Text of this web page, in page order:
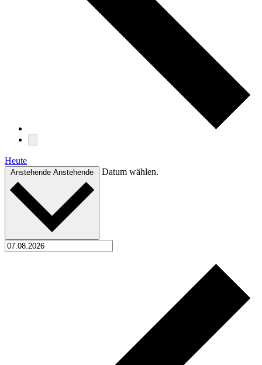
Heute
Anstehende Anstehende Datum wählen.